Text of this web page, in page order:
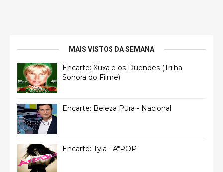
MAIS VISTOS DA SEMANA
Encarte: Xuxa e os Duendes (Trilha
Sonora do Filme)
Encarte: Beleza Pura - Nacional
Encarte: Tyla - A*POP